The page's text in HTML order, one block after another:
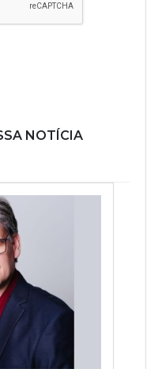
NOTÍCIA